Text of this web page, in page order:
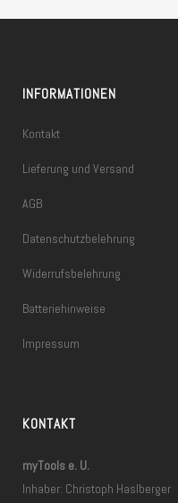
INFORMATIONEN
Kontakt
Lieferung und Versand
AGB
Datenschutzbelehrung
Widerrufsbelehrung
Batteriehinweise
Impressum
KONTAKT
myTools e. U.
Inhaber: Christoph Haslberger